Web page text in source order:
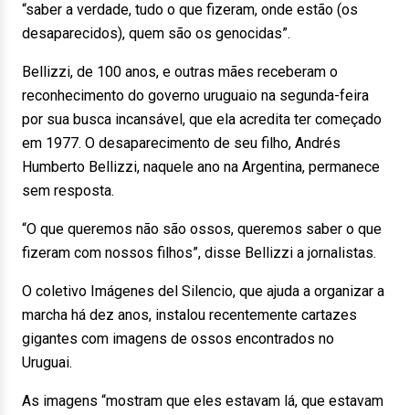
“saber a verdade, tudo o que fizeram, onde estão (os
desaparecidos), quem são os genocidas”.
Bellizzi, de 100 anos, e outras mães receberam o
reconhecimento do governo uruguaio na segunda-feira
por sua busca incansável, que ela acredita ter começado
em 1977. O desaparecimento de seu filho, Andrés
Humberto Bellizzi, naquele ano na Argentina, permanece
sem resposta.
“O que queremos não são ossos, queremos saber o que
fizeram com nossos filhos”, disse Bellizzi a jornalistas.
O coletivo Imágenes del Silencio, que ajuda a organizar a
marcha há dez anos, instalou recentemente cartazes
gigantes com imagens de ossos encontrados no
Uruguai.
As imagens “mostram que eles estavam lá, que estavam